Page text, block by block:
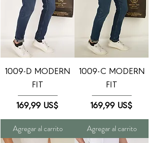
1009-D MODERN
FIT
Precio
169,99 US$
Agregar al carrito
1009-C MODERN
FIT
Precio
169,99 US$
Agregar al carrito